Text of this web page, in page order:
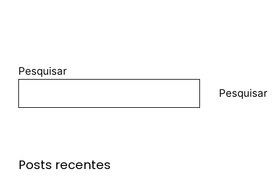
Pesquisar
Pesquisar
Posts recentes